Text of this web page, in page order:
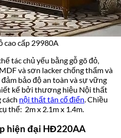
cao cấp 29980A
tác chủ yếu bằng gỗ gõ đỏ,
và sơn lacker chống thấm và
bảo độ an toàn và sự vững
kế bởi thương hiệu Nội thất
nội thất tân cổ điển. Chiều
thể: 2m x 2.1m x 1.4m.
hiện đại HĐ220AA